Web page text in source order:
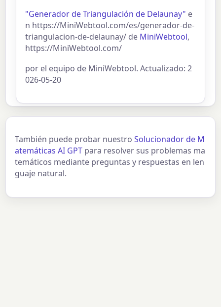
"Generador de Triangulación de Delaunay" e
n https://MiniWebtool.com/es/generador-de-
triangulacion-de-delaunay/ de MiniWebtool,
https://MiniWebtool.com/
por el equipo de MiniWebtool. Actualizado: 2
026-05-20
También puede probar nuestroSolucionador de M
atemáticas AI GPT para resolver sus problemas ma
temáticos mediante preguntas y respuestas en len
guaje natural.